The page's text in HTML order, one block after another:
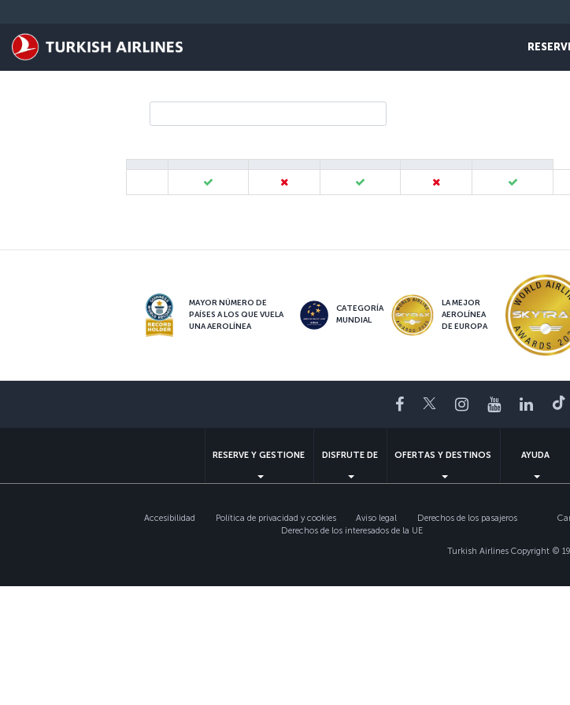
MAYOR NÚMERO DE
PAÍSES A LOS QUE VUELA
UNA AEROLÍNEA
CATEGORÍA
MUNDIAL
LA MEJOR
AEROLÍNEA
DE EUROPA
Facebook
TwitterInstagram
YouTube
RESERVE Y GESTIONE DISFRUTE DE OFERTAS Y DESTINOS AYUDA
Accesibilidad Política de privacidad y cookies Aviso legal Derechos de los pasajeros
Derechos de los interesados de la UE
Turkish Airlines Copyright ©